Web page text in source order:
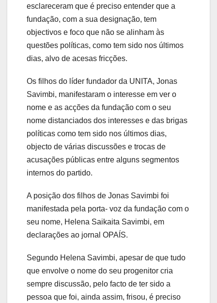
esclareceram que é preciso entender que a
fundação, com a sua designação, tem
objectivos e foco que não se alinham às
questões políticas, como tem sido nos últimos
dias, alvo de acesas fricções.
Os filhos do líder fundador da UNITA, Jonas
Savimbi, manifestaram o interesse em ver o
nome e as acções da fundação com o seu
nome distanciados dos interesses e das brigas
políticas como tem sido nos últimos dias,
objecto de várias discussões e trocas de
acusações públicas entre alguns segmentos
internos do partido.
A posição dos filhos de Jonas Savimbi foi
manifestada pela porta- voz da fundação com o
seu nome, Helena Saikaita Savimbi, em
declarações ao jornal OPAÍS.
Segundo Helena Savimbi, apesar de que tudo
que envolve o nome do seu progenitor cria
sempre discussão, pelo facto de ter sido a
pessoa que foi, ainda assim, frisou, é preciso